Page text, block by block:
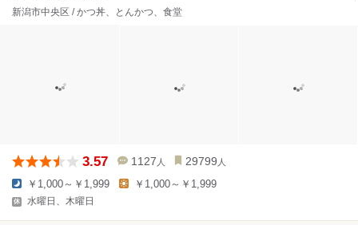
新潟市中央区 / かつ丼、とんかつ、食堂
3.57 1127 人 29799 人
￥1,000～￥1,999 ￥1,000～￥1,999
水曜日、木曜日